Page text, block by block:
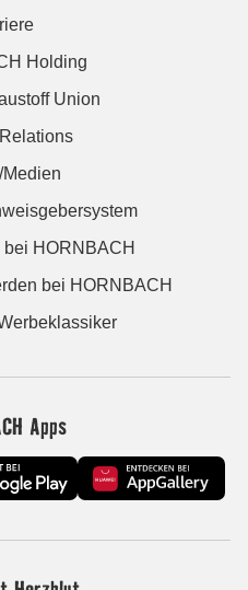
Holding
Union
Medien
bei HORNBACH
bei HORNBACH
Apps